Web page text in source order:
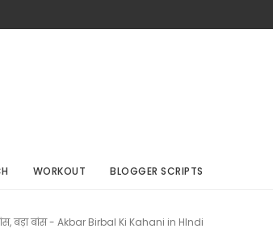
WORKOUT BLOGGER SCRIPTS
बड़ा बांस - Akbar Birbal Ki Kahani in HIndi